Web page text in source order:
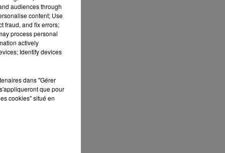
audiences through
content; Use
fraud, and fix errors;
process personal
actively
Identify devices
dans "Gérer
que pour
cookies" situé en